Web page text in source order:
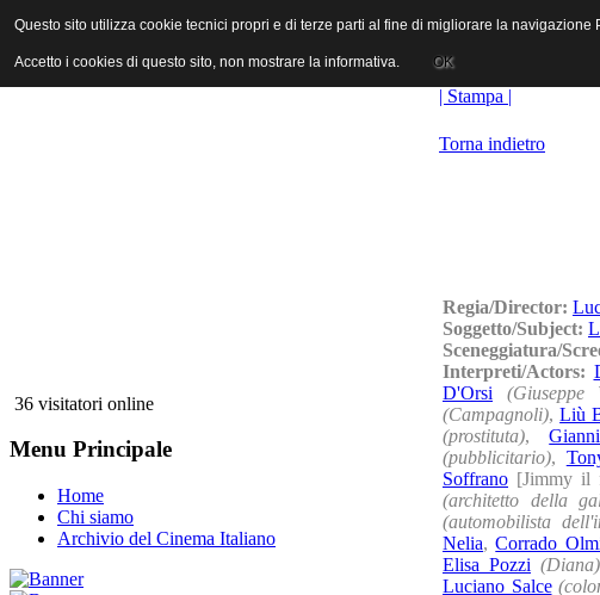
ANICA | Associazione Nazionale Industrie Cinematografiche Audiovisive e
36 visitatori online
Menu Principale
Home
Chi siamo
Archivio del Cinema Italiano
| Stampa |
Torna indietro
Regia/Director:
Soggetto/Subject:
Sceneggiatura/
Interpreti/Actors:
D'Orsi
(Giuseppe
(Campagnoli),Liù
(prostituta),
(pubblicitario),
Soffrano [Jimmy il
(architetto della
(automobilista
Nelia,Corrado
Elisa Pozzi (Diana)
Luciano Salce
Questo sito utilizza cookie tecnici propri e di terze parti al fine di migliorare la
Accetto i cookies di questo sito, non mostrare la informativa. OK
Questo sito utilizza cookie tecnici propri e di terze parti al fine di migliorare la
Accetto i cookies di questo sito, non mostrare la informativa. OK